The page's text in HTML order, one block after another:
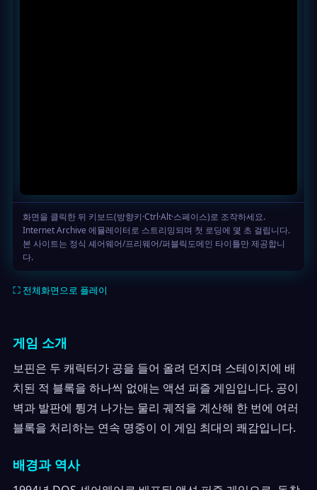
⛶ 전체화면으로 플레이
게임 소개
보핀은 두 캐릭터가 공을 들어 올려 던지며 스테이지에 배
치된 적 블록을 하나씩 없애는 액션 퍼즐 게임입니다. 공이
벽과 발판에 튕겨 나가는 물리 궤적을 계산해 한 번에 여러
블록을 처리하는 연속 명중이 이 게임 최대의 쾌감입니다.
배경과 역사